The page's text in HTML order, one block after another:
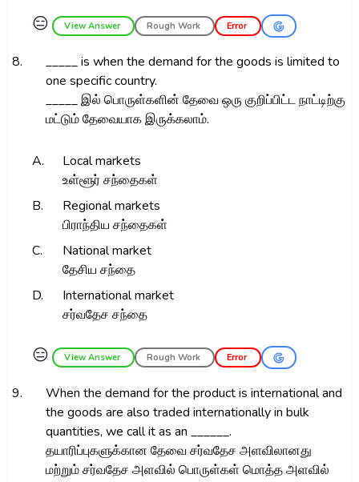
😑 View Answer Rough Work Error
8.
_____ is when the demand for the goods is limited to
one specific country.
_____ இல் பொருள்களின் தேவை ஒரு குறிப்பிட்ட நாட்டிற்கு
மட்டும் தேவையாக இருக்கலாம்.
A.
Local markets
உள்ளூர் சந்தைகள்
B.
Regional markets
பிராந்திய சந்தைகள்
C.
National market
தேசிய சந்தை
D.
International market
சர்வதேச சந்தை
😑 View Answer Rough Work Error
9.
When the demand for the product is international and
the goods are also traded internationally in bulk
quantities, we call it as an ______.
தயாரிப்புகளுக்கான தேவை சர்வதேச அளவிலானது
மற்றும் சர்வதேச அளவில் பொருள்கள் மொத்த அளவில்